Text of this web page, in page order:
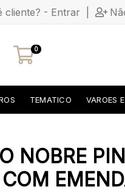
cliente? - Entrar
0
TEMATICO VAROES
NOBRE